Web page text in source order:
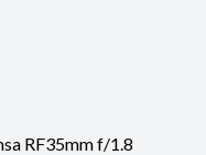
RF35mm f/1.8